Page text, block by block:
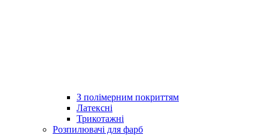
З полімерним покриттям
Латексні
Трикотажні
Розпилювачі для фарб